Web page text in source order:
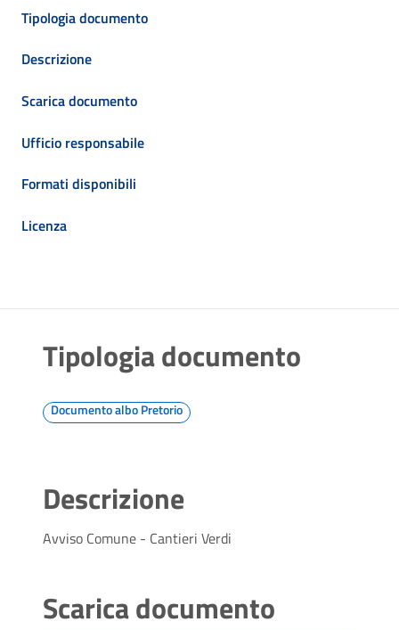
Tipologia documento
Descrizione
Scarica documento
Ufficio responsabile
Formati disponibili
Licenza
Tipologia documento
Documento albo Pretorio
Descrizione
Avviso Comune - Cantieri Verdi
Scarica documento